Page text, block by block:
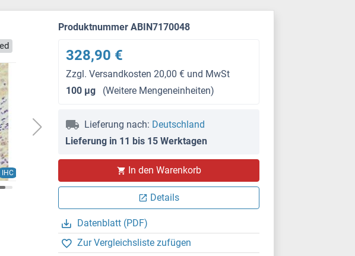
IHC
Produktnummer ABIN7170048
328,90 €
Zzgl. Versandkosten 20,00 € und MwSt
100 μg
(Weitere Mengeneinheiten)
Lieferung nach: Deutschland
Lieferung in 11 bis 15 Werktagen
In den Warenkorb
Details
Datenblatt (PDF)
Zur Vergleichsliste zufügen